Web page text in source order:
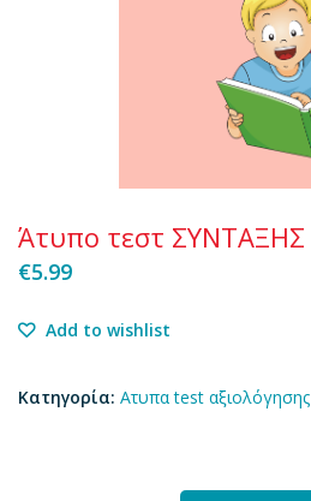
Άτυπο τεστ ΣΥΝΤΑΞΗΣ
€5.99
Add to wishlist
Κατηγορία: Ατυπα test αξιολόγησης